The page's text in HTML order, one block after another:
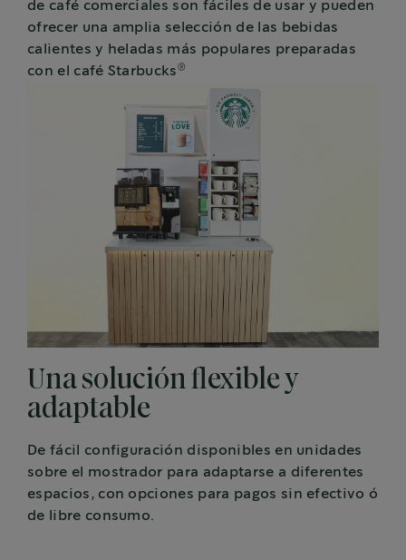
de café comerciales son fáciles de usar y pueden
ofrecer una amplia selección de las bebidas
calientes y heladas más populares preparadas
con el café Starbucks ®
Una solución flexible y
adaptable
De fácil configuración disponibles en unidades
sobre el mostrador para adaptarse a diferentes
espacios, con opciones para pagos sin efectivo ó
de libre consumo.